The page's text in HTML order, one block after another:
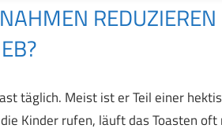
REDUZIEREN
täglich. Meist ist er Teil einer
Kinder rufen, läuft das Toasten